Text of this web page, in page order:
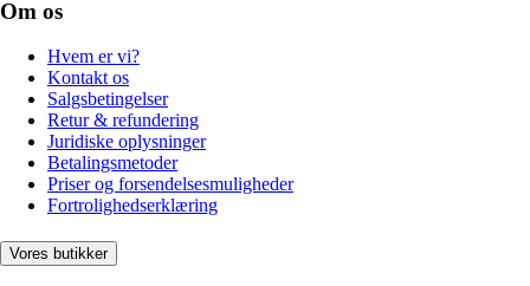
Om os
Hvem er vi?
Kontakt os
Salgsbetingelser
Retur & refundering
Juridiske oplysninger
Betalingsmetoder
Priser og forsendelsesmuligheder
Fortrolighedserklæring
Vores butikker